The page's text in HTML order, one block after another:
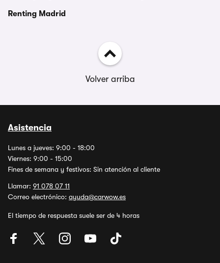
Renting Madrid
Volver arriba
Asistencia
Lunes a jueves: 9:00 - 18:00
Viernes: 9:00 - 15:00
Fines de semana y festivos: Sin atención al cliente
Llamar: 91 078 07 11
Correo electrónico: ayuda@carwow.es
El tiempo de respuesta suele ser de 4 horas